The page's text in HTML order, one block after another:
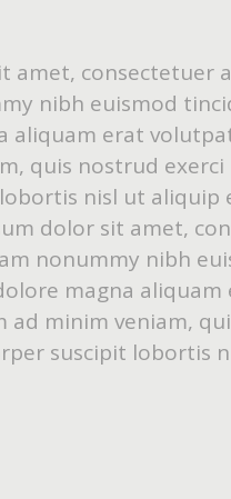
amet, consectetuer
nibh euismod
aliquam erat
quis nostrud
nisl ut aliquip
dolor sit amet,
nonummy nibh
magna aliquam
ad minim veniam,
suscipit lobortis